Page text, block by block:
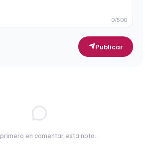
0/500
Publicar
en comentar esta nota.